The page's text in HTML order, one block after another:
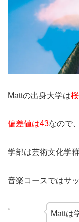
Mattの出身大学は
偏差値は43なので
学部は芸術文化学
音楽コースではサ
Mattは